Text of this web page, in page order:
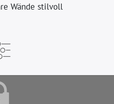
Wände stilvoll